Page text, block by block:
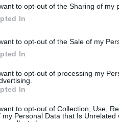
to opt-out of the Sharing of my
In
to opt-out of the Sale of my
In
to opt-out of processing my
In
to opt-out of Collection, Use,
my Personal Data that Is
Evridiki Valavani